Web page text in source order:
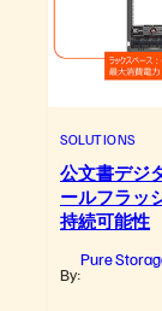
SOLUTIONS
公文書デジ
ールフラッ
持続可能性
By:
Pure